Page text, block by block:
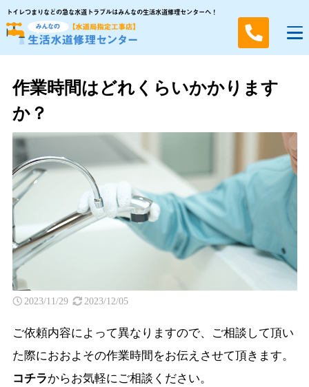
トイレつまりなどの急な水道トラブルはみんなの生活水道修理センターへ！
作業時間はどれくらいかかります
か？
2023/11/29 2023/12/05
ご依頼内容によって異なりますので、ご相談して頂い
た際におおよその作業時間をお伝えさせて頂きます。
コチラからお気軽にご相談ください。